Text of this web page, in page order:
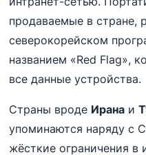
продаваемые в стране,
северокорейском
названием «Red Flag»,
все данные устройства.
Страны вроде Ирана и
упоминаются наряду с
жёсткие ограничения в